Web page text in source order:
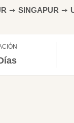
➙ SINGAPUR ➙